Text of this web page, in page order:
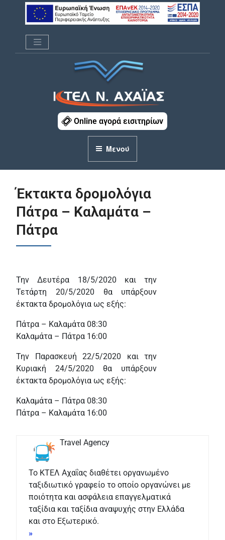
Μετάβαση
ΚΤΕΛ Ν. ΑΧΑΪΑΣOnline αγορά εισιτηρίων
Μενού
Έκτακτα δρομολόγια
Πάτρα – Καλαμάτα –
Πάτρα
Την Δευτέρα 18/5/2020 και την
Τετάρτη 20/5/2020 θα υπάρξουν
έκτακτα δρομολόγια ως εξής:
Πάτρα – Καλαμάτα 08:30
Καλαμάτα – Πάτρα 16:00
Την Παρασκευή 22/5/2020 και την
Κυριακή 24/5/2020 θα υπάρξουν
έκτακτα δρομολόγια ως εξής:
Καλαμάτα – Πάτρα 08:30
Πάτρα – Καλαμάτα 16:00
Travel Agency
Το ΚΤΕΛ Αχαΐας διαθέτει οργανωμένο
ταξιδιωτικό γραφείο το οποίο οργανώνει με
ποιότητα και ασφάλεια επαγγελματικά
ταξίδια και ταξίδια αναψυχής στην Ελλάδα
και στο Εξωτερικό.
»